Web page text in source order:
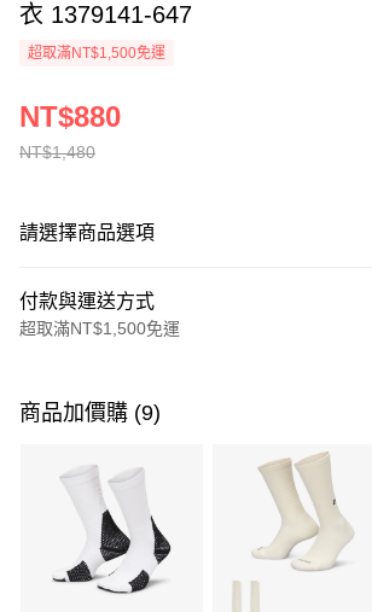
衣 1379141-647
超取滿NT$1,500免運
NT$1,480
NT$880
請選擇商品選項
付款與運送方式
超取滿NT$1,500免運
信用卡一次付款
3 期 0 利率 每期
合作金庫商業銀行
第一商業銀行
華南商業銀行
彰化商業銀行
上海商業儲蓄銀行
Apple Pay
商品加價購 (9)